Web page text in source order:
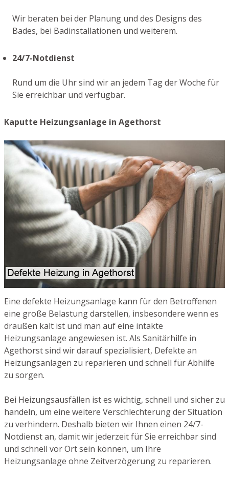
Wir beraten bei der Planung und des Designs des
Bades, bei Badinstallationen und weiterem.
24/7-Notdienst
Rund um die Uhr sind wir an jedem Tag der Woche für
Sie erreichbar und verfügbar.
Kaputte Heizungsanlage in Agethorst
Eine defekte Heizungsanlage kann für den Betroffenen
eine große Belastung darstellen, insbesondere wenn es
draußen kalt ist und man auf eine intakte
Heizungsanlage angewiesen ist. Als Sanitärhilfe in
Agethorst sind wir darauf spezialisiert, Defekte an
Heizungsanlagen zu reparieren und schnell für Abhilfe
zu sorgen.
Bei Heizungsausfällen ist es wichtig, schnell und sicher zu
handeln, um eine weitere Verschlechterung der Situation
zu verhindern. Deshalb bieten wir Ihnen einen 24/7-
Notdienst an, damit wir jederzeit für Sie erreichbar sind
und schnell vor Ort sein können, um Ihre
Heizungsanlage ohne Zeitverzögerung zu reparieren.